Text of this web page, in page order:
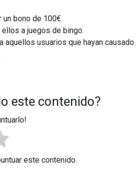
bono de 100€.
a juegos de bingo.
aquellos usuarios que hayan causado
este contenido?
este contenido.